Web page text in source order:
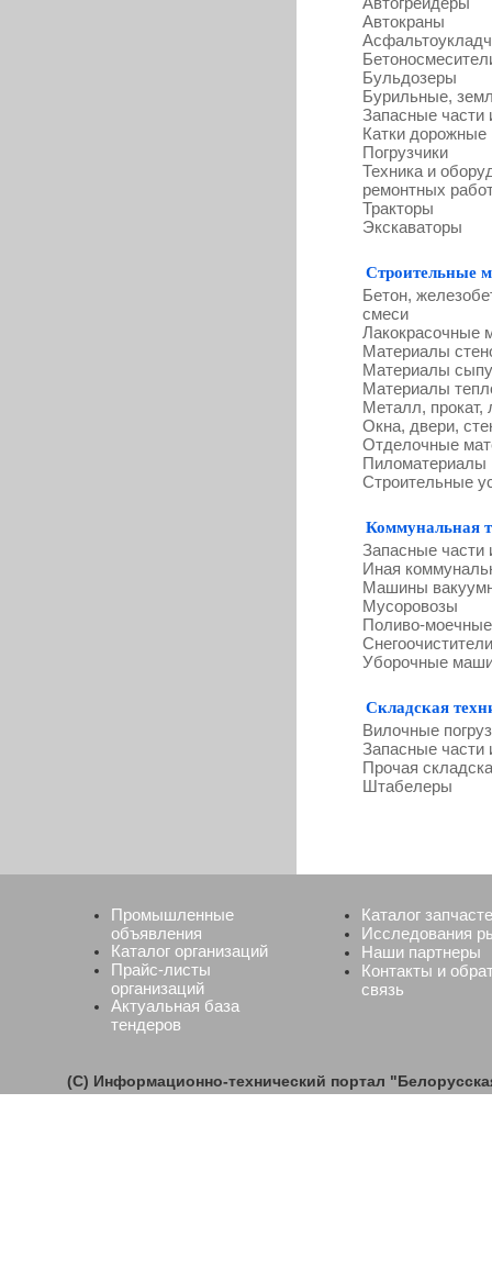
Автокраны
Бульдозеры
Бурильные,
Запасные части
Катки дорожные
Погрузчики
Техника и
ремонтных
Тракторы
Экскаваторы
Строительные
Бетон,
смеси
Лакокрасочные
Материалы
Материалы
Материалы
Металл, прокат,
Окна, двери,
Отделочные
Пиломатериалы
Строительные
Коммунальная
Запасные части
Иная
Машины
Мусоровозы
Поливо-
Снегоочистители
Уборочные
Складская
Вилочные
Запасные части
Прочая
Штабелеры
Промышленные
объявления
Каталог организаций
Прайс-листы
организаций
Актуальная база
тендеров
Каталог
Исследования
Наши партнеры
Контакты и
связь
(C) Информационно-технический портал